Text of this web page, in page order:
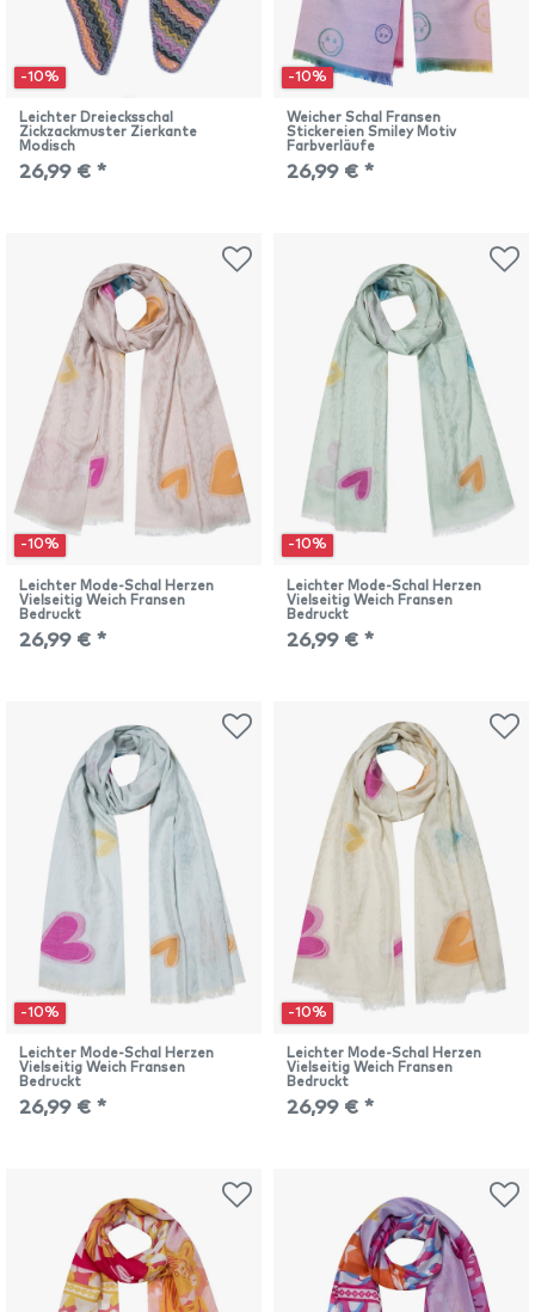
-10%
Leichter Dreiecksschal
Zickzackmuster Zierkante
Modisch
26,99 € *
-10%
Weicher Schal Fransen
Stickereien Smiley Motiv
Farbverläufe
26,99 € *
-10%
Leichter Mode-Schal Herzen
Vielseitig Weich Fransen
Bedruckt
26,99 € *
-10%
Leichter Mode-Schal Herzen
Vielseitig Weich Fransen
Bedruckt
26,99 € *
-10%
Leichter Mode-Schal Herzen
Vielseitig Weich Fransen
Bedruckt
26,99 € *
-10%
Leichter Mode-Schal Herzen
Vielseitig Weich Fransen
Bedruckt
26,99 € *